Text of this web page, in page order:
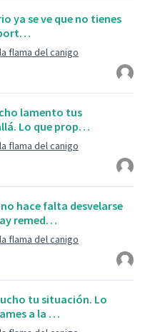
ya se ve que no tienes
flama del canigo
lamento tus
Lo que prop…
flama del canigo
hace falta desvelarse
remed…
flama del canigo
tu situación. Lo
a la …